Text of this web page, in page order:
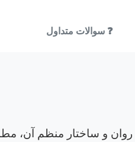
❓ سوالات متداول
روان و ساختار منظم آن،